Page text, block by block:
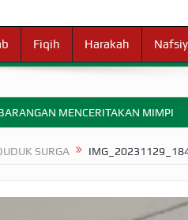
Fiqih Harakah
MENCERITAKAN MIMPI
MEMBAYAR ZAKAT UANG?
SURGA